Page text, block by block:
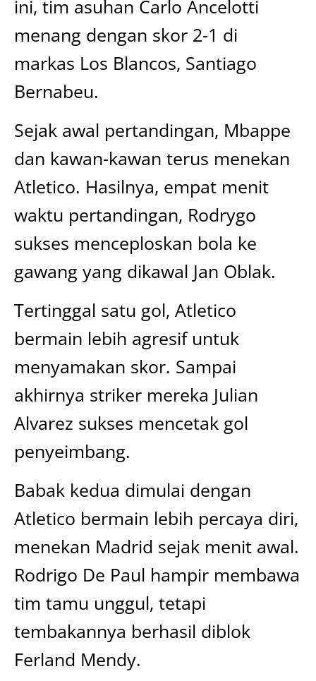
ini, tim asuhan Carlo Ancelotti
menang dengan skor 2-1 di
markas Los Blancos, Santiago
Bernabeu.
Sejak awal pertandingan, Mbappe
dan kawan-kawan terus menekan
Atletico. Hasilnya, empat menit
waktu pertandingan, Rodrygo
sukses menceploskan bola ke
gawang yang dikawal Jan Oblak.
Tertinggal satu gol, Atletico
bermain lebih agresif untuk
menyamakan skor. Sampai
akhirnya striker mereka Julian
Alvarez sukses mencetak gol
penyeimbang.
Babak kedua dimulai dengan
Atletico bermain lebih percaya diri,
menekan Madrid sejak menit awal.
Rodrigo De Paul hampir membawa
tim tamu unggul, tetapi
tembakannya berhasil diblok
Ferland Mendy.